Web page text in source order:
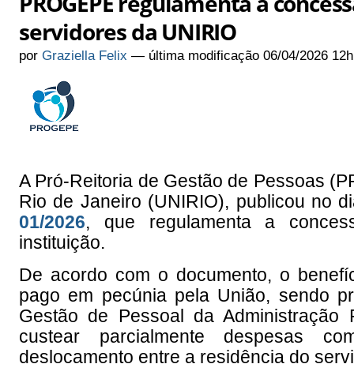
servidores da UNIRIO
porGraziella Felix — última modificação 06/04/2026
A Pró-Reitoria de Gestão de Pessoas
Rio de Janeiro (UNIRIO), publicou no
01/2026, que regulamenta a
instituição.
De acordo com o documento, o
pago em pecúnia pela União, sendo
Gestão de Pessoal da
custear parcialmente despesas
deslocamento entre a residência do